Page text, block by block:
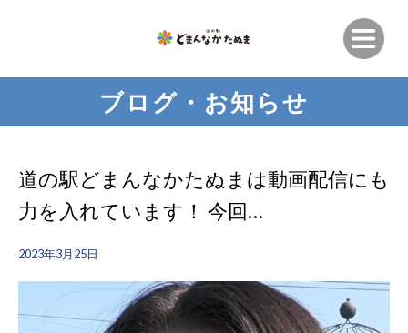
ブログ・お知らせ
道の駅どまんなかたぬまは動画配信にも
力を入れています！ 今回…
2023年3月25日